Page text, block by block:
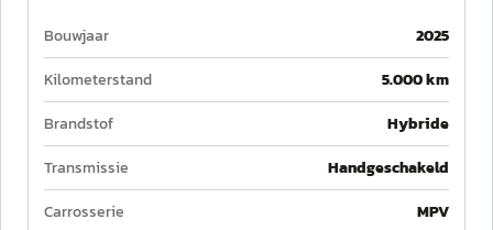
Bouwjaar
2025
Kilometerstand
5.000 km
Brandstof
Hybride
Transmissie
Handgeschakeld
Carrosserie
MPV